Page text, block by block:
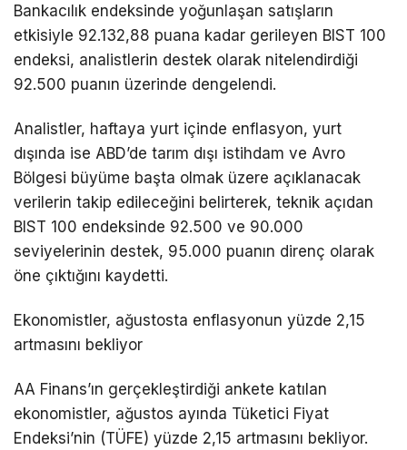
Bankacılık endeksinde yoğunlaşan satışların
etkisiyle 92.132,88 puana kadar gerileyen BIST 100
endeksi, analistlerin destek olarak nitelendirdiği
92.500 puanın üzerinde dengelendi.
Analistler, haftaya yurt içinde enflasyon, yurt
dışında ise ABD’de tarım dışı istihdam ve Avro
Bölgesi büyüme başta olmak üzere açıklanacak
verilerin takip edileceğini belirterek, teknik açıdan
BIST 100 endeksinde 92.500 ve 90.000
seviyelerinin destek, 95.000 puanın direnç olarak
öne çıktığını kaydetti.
Ekonomistler, ağustosta enflasyonun yüzde 2,15
artmasını bekliyor
AA Finans’ın gerçekleştirdiği ankete katılan
ekonomistler, ağustos ayında Tüketici Fiyat
Endeksi’nin (TÜFE) yüzde 2,15 artmasını bekliyor.